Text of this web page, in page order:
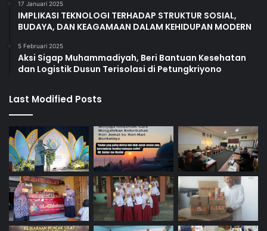
17 Januari 2025
IMPLIKASI TEKNOLOGI TERHADAP STRUKTUR SOSIAL,
BUDAYA, DAN KEAGAMAAN DALAM KEHIDUPAN MODERN
5 Februari 2025
Aksi Sigap Muhammadiyah, Beri Bantuan Kesehatan
dan Logistik Dusun Terisolasi di Petungkriyono
Last Modified Posts